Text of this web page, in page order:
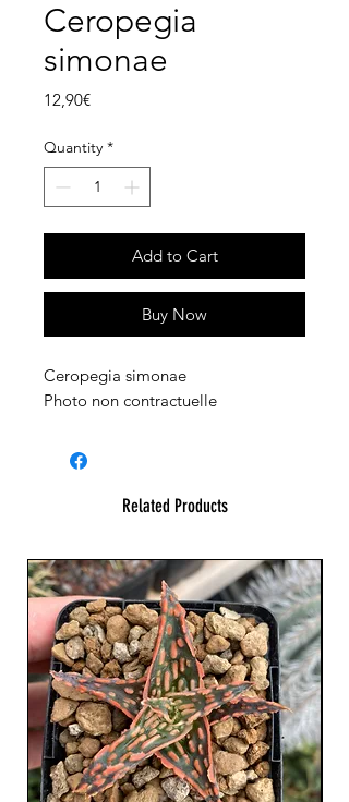
Ceropegia
simonae
12,90€Price
Quantity *
Add to Cart
Buy Now
Ceropegia simonae
Photo non contractuelle
Related Products